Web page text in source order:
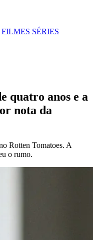
FILMES SÉRIES
quatro anos e a
nota da
Rotten Tomatoes. A
o rumo.